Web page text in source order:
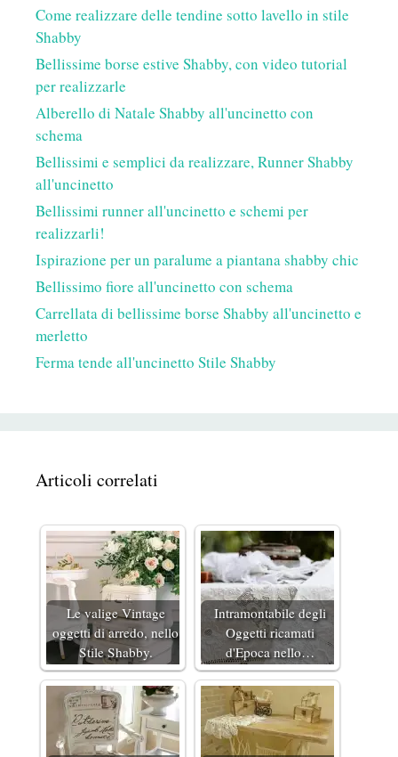
Come realizzare delle tendine sotto lavello in stile
Shabby
Bellissime borse estive Shabby, con video tutorial
per realizzarle
Alberello di Natale Shabby all'uncinetto con
schema
Bellissimi e semplici da realizzare, Runner Shabby
all'uncinetto
Bellissimi runner all'uncinetto e schemi per
realizzarli!
Ispirazione per un paralume a piantana shabby chic
Bellissimo fiore all'uncinetto con schema
Carrellata di bellissime borse Shabby all'uncinetto e
merletto
Ferma tende all'uncinetto Stile Shabby
Articoli correlati
Le valige Vintage
oggetti di arredo, nello
Stile Shabby.
Intramontabile degli
Oggetti ricamati
d'Epoca nello…